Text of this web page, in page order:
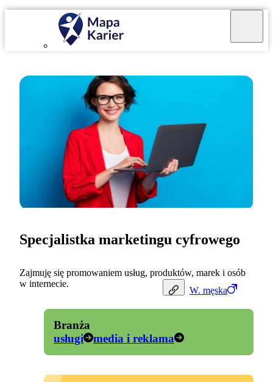
W. męska
Specjalistka marketingu cyfrowego
Zajmuję się promowaniem usług, produktów, marek i osób
w internecie.
Branża
usługi
media i reklama